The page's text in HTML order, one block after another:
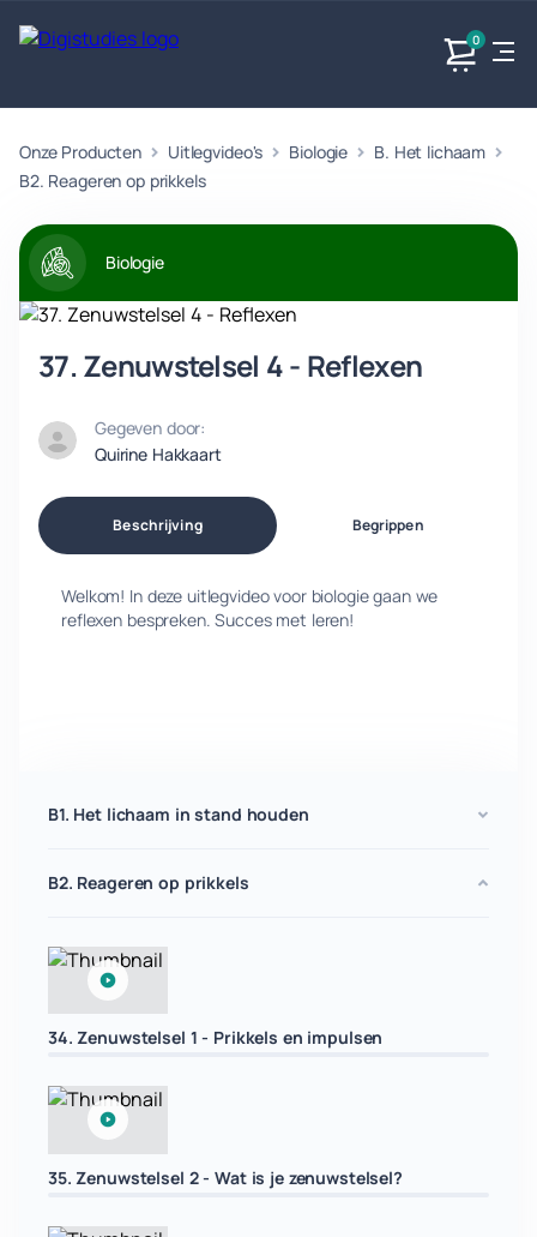
0
Exacte
vakken
Geen
vakken.
Taalvakken
Geen
vakken.
Maatschappijvakken Producten
Onze Producten Uitlegvideo's Biologie
B. Het lichaam
B2. Reageren op prikkels
Biologie
37. Zenuwstelsel 4 - Reflexen
Gegeven door:
Quirine Hakkaart
Beschrijving Begrippen
Welkom! In deze uitlegvideo voor biologie gaan we
reflexen bespreken. Succes met leren!
B1. Het lichaam in stand houden
B2. Reageren op prikkels
34. Zenuwstelsel 1 - Prikkels en impulsen
35. Zenuwstelsel 2 - Wat is je zenuwstelsel?